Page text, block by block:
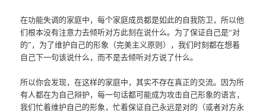
在功能失调的家庭中，每个家庭成员都是如此的自我防卫，所以他
们根本没有注意力去倾听对方此刻在说什么。为了保证自己是“对
的”，为了维护自己的形象（完美主义原则），我们时刻都在想着
自己下一句该说什么，而不是去倾听对方说了什么。
所以你会发现，在这样的家庭中，其实不存在真正的交流。因为所
有人都在为自己辩护，每一句话都可能成为攻击自己形象的语言，
我们忙着维护自己的形象，忙着保证自己永远是对的（或者对方永